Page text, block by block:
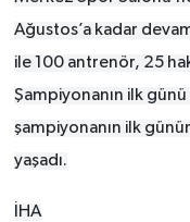
Ağustos’a kadar
ile 100 antrenör, 25
Şampiyonanın ilk
şampiyonanın ilk
yaşadı.
İHA